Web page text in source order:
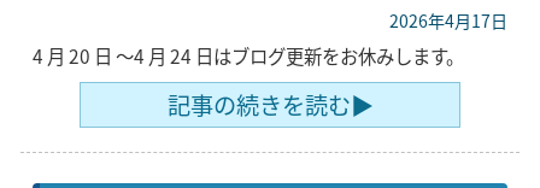
2026年4月17日
4 月 20 日 〜4 月 24 日はブログ更新をお休みします。
記事の続きを読む▶